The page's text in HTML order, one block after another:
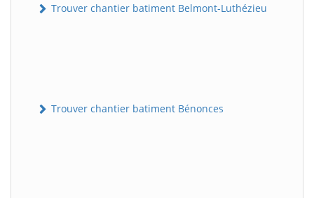
Trouver chantier batiment Belmont-Luthézieu
Trouver chantier batiment Bénonces